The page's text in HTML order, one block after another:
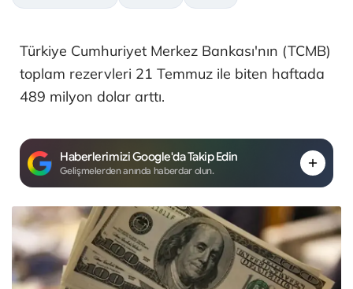
Türkiye Cumhuriyet Merkez Bankası'nın (TCMB)
toplam rezervleri 21 Temmuz ile biten haftada
489 milyon dolar arttı.
Haberlerimizi Google'da Takip Edin
Gelişmelerden anında haberdar olun.